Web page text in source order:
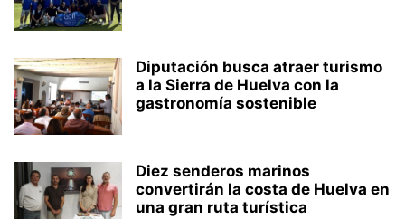
Diputación busca atraer turismo
a la Sierra de Huelva con la
gastronomía sostenible
Diez senderos marinos
convertirán la costa de Huelva en
una gran ruta turística